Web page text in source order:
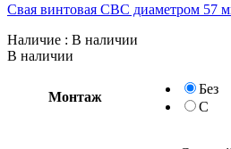
Свая винтовая СВС диаметром 57
Наличие : В наличии
В наличии
Монтаж
Без
С